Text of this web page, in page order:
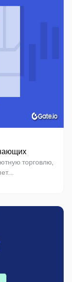
торговлю,
о